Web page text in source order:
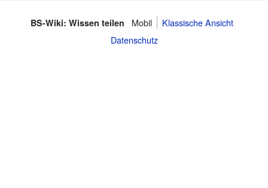
BS-Wiki: Wissen teilen Mobil
Klassische Ansicht
Datenschutz